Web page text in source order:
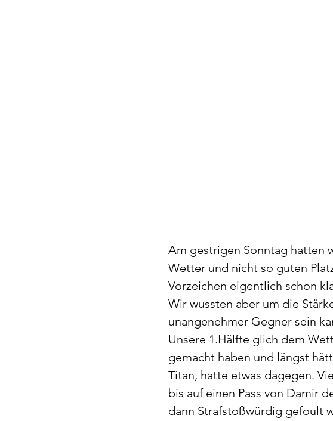
Am gestrigen Sonntag hatten
Wetter und nicht so guten
Vorzeichen eigentlich schon
Wir wussten aber um die
unangenehmer Gegner sein
Unsere 1.Hälfte glich dem
gemacht haben und längst
Titan, hatte etwas dagegen.
bis auf einen Pass von Damir
dann Strafstoßwürdig gefoult